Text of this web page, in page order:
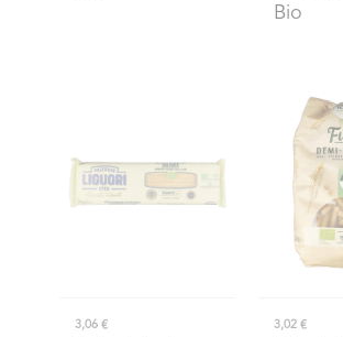
Bio
3,06 € 3,02 €